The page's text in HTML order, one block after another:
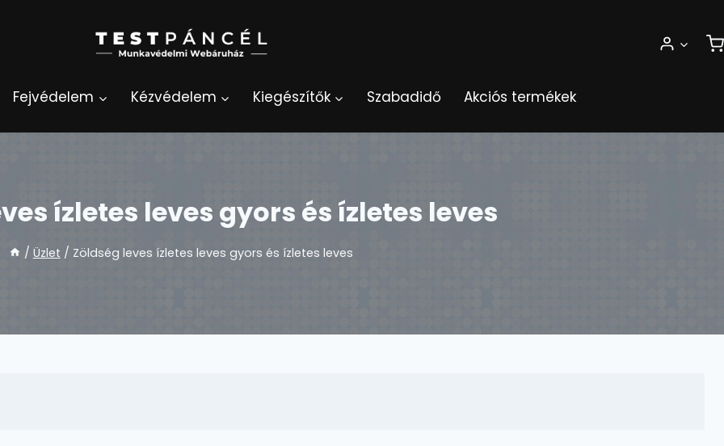
Fejvédelem Kézvédelem Kiegészítők Szabadidő Akciós termékek
ízletes leves gyors és ízletes leves
/ Üzlet / Zöldség leves ízletes leves gyors és ízletes leves